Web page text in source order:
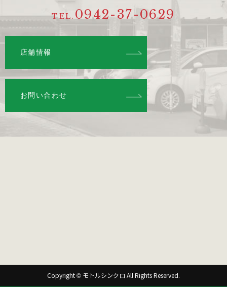
TEL. 0942-37-0629
店舗情報
お問い合わせ
Copyright © モトルシンクロ All Rights Reserved.